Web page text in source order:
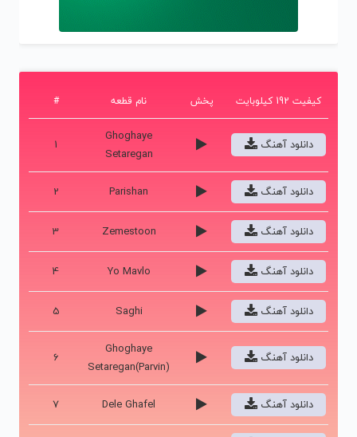
# نام قطعه پخش کیفیت 192 کیلوبایت
1
Ghoghaye
Setaregan
دانلود آهنگ
2 Parishan دانلود آهنگ
3 Zemestoon دانلود آهنگ
4 Yo Mavlo دانلود آهنگ
5 Saghi دانلود آهنگ
6
Ghoghaye
Setaregan(Parvin)
دانلود آهنگ
7 Dele Ghafel دانلود آهنگ